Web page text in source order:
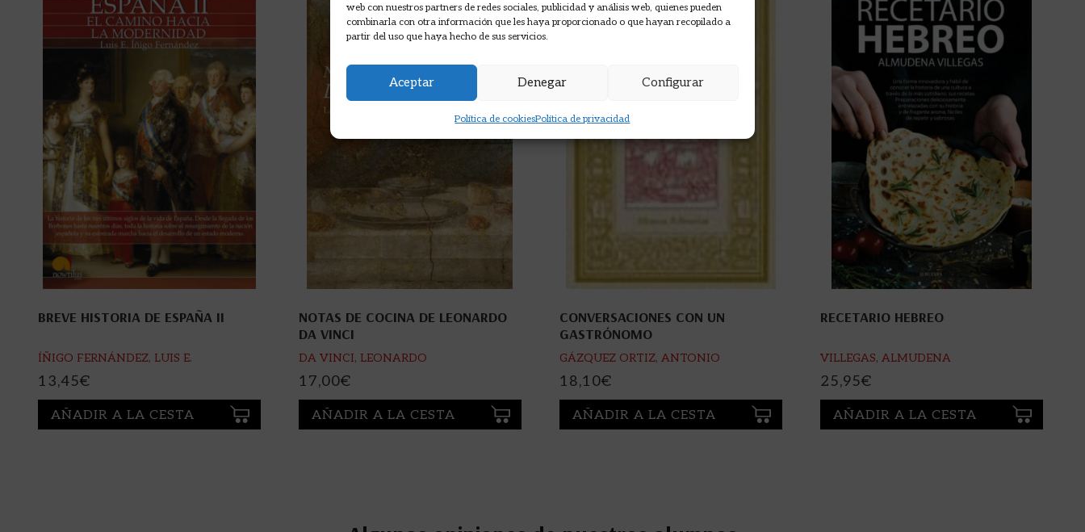
web con nuestros partners de redes sociales, publicidad y análisis web, quienes pueden
combinarla con otra información que les haya proporcionado o que hayan recopilado a
partir del uso que haya hecho de sus servicios.
Aceptar Denegar Configurar
Política de cookiesPolítica de privacidad
BREVE HISTORIA DE ESPAÑA II
ÍÑIGO FERNÁNDEZ, LUIS E.
13,45€
AÑADIR A LA CESTA
NOTAS DE COCINA DE LEONARDO
DA VINCI
DA VINCI, LEONARDO
17,00€
AÑADIR A LA CESTA
CONVERSACIONES CON UN
GASTRÓNOMO
GÁZQUEZ ORTIZ, ANTONIO
18,10€
AÑADIR A LA CESTA
RECETARIO HEBREO
VILLEGAS, ALMUDENA
25,95€
AÑADIR A LA CESTA